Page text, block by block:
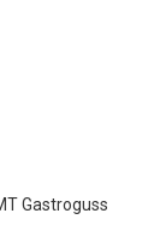
Gastroguss